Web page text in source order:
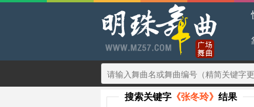
搜索关键字 《张冬玲》 结果